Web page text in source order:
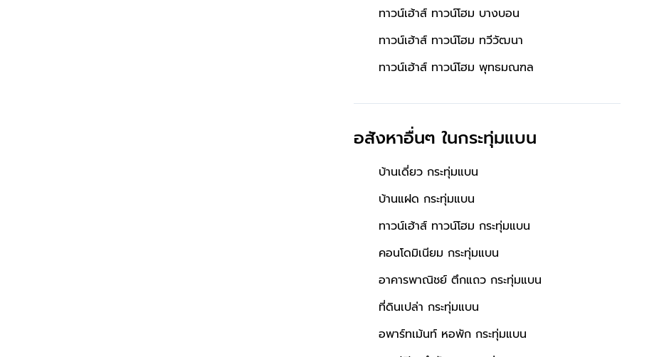
ทาวน์เฮ้าส์ ทาวน์โฮม บางบอน
ทาวน์เฮ้าส์ ทาวน์โฮม ทวีวัฒนา
ทาวน์เฮ้าส์ ทาวน์โฮม พุทธมณฑล
อสังหาอื่นๆในกระทุ่มแบน
บ้านเดี่ยว กระทุ่มแบน
บ้านแฝด กระทุ่มแบน
ทาวน์เฮ้าส์ ทาวน์โฮม กระทุ่มแบน
คอนโดมิเนียม กระทุ่มแบน
อาคารพาณิชย์ ตึกแถว กระทุ่มแบน
ที่ดินเปล่า กระทุ่มแบน
อพาร์ทเม้นท์ หอพัก กระทุ่มแบน